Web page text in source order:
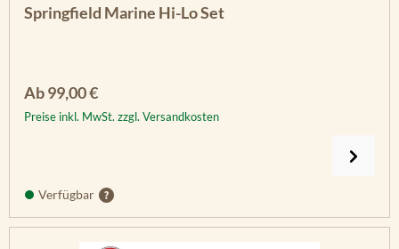
Springfield Marine Hi-Lo Set
Regulärer Preis:
Ab99,00 €
Preise inkl. MwSt. zzgl. Versandkosten
Verfügbar